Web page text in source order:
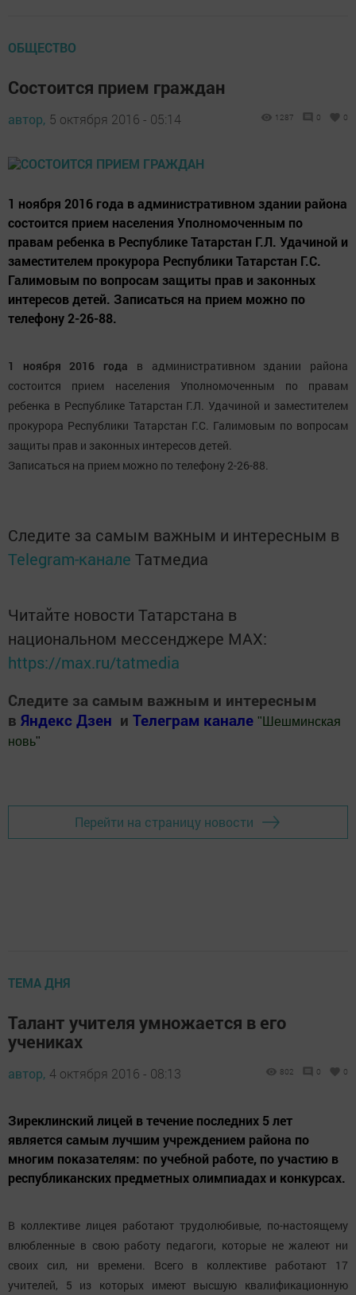
ОБЩЕСТВО
Состоится прием граждан
автор, 5 октября 2016 - 05:14 1287 0 0
1 ноября 2016 года в административном здании района
состоится прием населения Уполномоченным по
правам ребенка в Республике Татарстан Г.Л. Удачиной и
заместителем прокурора Республики Татарстан Г.С.
Галимовым по вопросам защиты прав и законных
интересов детей. Записаться на прием можно по
телефону 2-26-88.
1 ноября 2016 года в административном здании района
состоится прием населения Уполномоченным по правам
ребенка в Республике Татарстан Г.Л. Удачиной и заместителем
прокурора Республики Татарстан Г.С. Галимовым по вопросам
защиты прав и законных интересов детей.
Записаться на прием можно по телефону 2-26-88.
Следите за самым важным и интересным в
Telegram-канале Татмедиа
Читайте новости Татарстана в
национальном мессенджере MАХ:
https://max.ru/tatmedia
Следите за самым важным и интересным
в Яндекс Дзен и Телеграм канале " Шешминская
новь"
Перейти на страницу новости
ТЕМА ДНЯ
Талант учителя умножается в его
учениках
автор, 4 октября 2016 - 08:13 802 0 0
Зиреклинский лицей в течение последних 5 лет
является самым лучшим учреждением района по
многим показателям: по учебной работе, по участию в
республиканских предметных олимпиадах и конкурсах.
В коллективе лицея работают трудолюбивые, по-настоящему
влюбленные в свою работу педагоги, которые не жалеют ни
своих сил, ни времени. Всего в коллективе работают 17
учителей, 5 из которых имеют высшую квалификационную